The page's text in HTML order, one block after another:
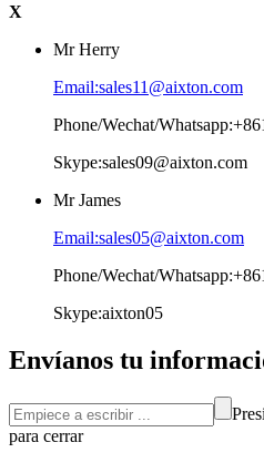
X
Mr Herry
Email:sales11@aixton.com
Phone/Wechat/
Skype:sales09@aixton.com
Mr James
Email:sales05@aixton.com
Phone/Wechat/
Skype:aixton05
Envíanos tu
para cerrar